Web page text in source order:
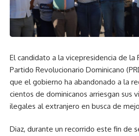
El candidato a la vicepresidencia de la
Partido Revolucionario Dominicano
que el gobierno ha abandonado a la
cientos de dominicanos arriesgan sus
ilegales al extranjero en busca de
Diaz, durante un recorrido este fin de